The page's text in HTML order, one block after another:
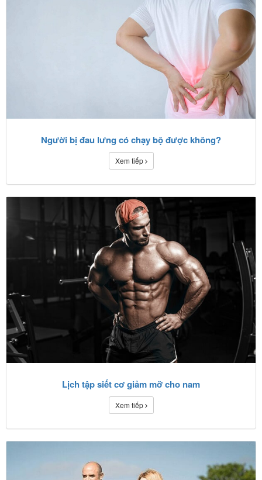
Người bị đau lưng có chạy bộ được không?
Xem tiếp
Lịch tập siết cơ giảm mỡ cho nam
Xem tiếp